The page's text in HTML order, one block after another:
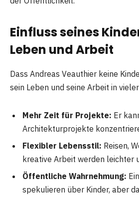
Einfluss seines
Leben und Arbeit
Dass Andreas Veauthier keine
sein Leben und seine Arbeit in
Mehr Zeit für Projekte: Er
Architekturprojekte
Flexibler Lebensstil: Reisen,
kreative Arbeit werden leichter
Öffentliche Wahrnehmung:
spekulieren über Kinder, aber